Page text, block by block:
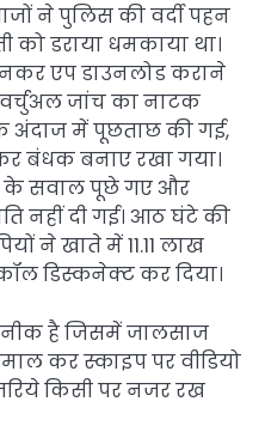
ने पुलिस की वर्दी पहन
डराया धमकाया था।
एप डाउनलोड कराने
जांच का नाटक
अंदाज में पूछताछ की गई,
बंधक बनाए रखा गया।
के सवाल पूछे गए और
नहीं दी गई। आठ घंटे की
ने खाते में 11.11 लाख
डिस्कनेक्ट कर दिया।
है जिसमें जालसाज
कर स्काइप पर वीडियो
किसी पर नजर रख